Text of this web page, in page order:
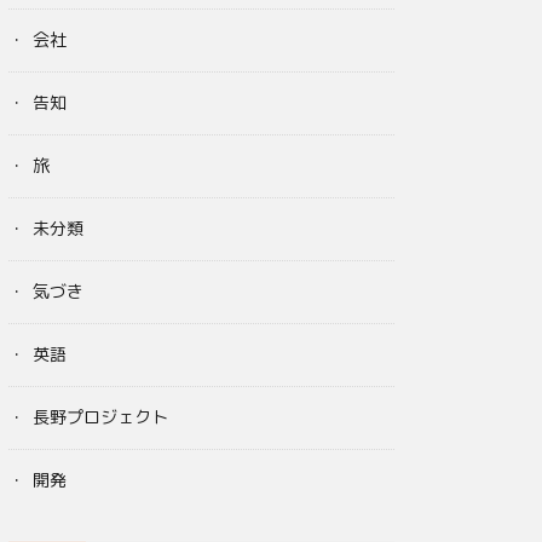
会社
告知
旅
未分類
気づき
英語
長野プロジェクト
開発